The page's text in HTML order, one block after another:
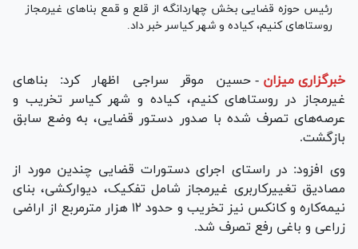
رئیس حوزه قضایی بخش چهاردانگه از قلع و قمع بنا‌های غیرمجاز
روستا‌های کنیم، کیاده و شهر کیاسر خبر داد.
خبرگزاری میزان - حسین موقر سراجی اظهار کرد: بنا‌های
غیرمجاز در روستا‌های کنیم، کیاده و شهر کیاسر تخریب و
عرصه‌های تصرف شده با صدور دستور قضایی، به وضع سابق
بازگشت.
وی افزود: در راستای اجرای دستورات قضایی چندین مورد از
مصادیق تغییرکاربری غیرمجاز شامل تفکیک، دیوارکشی، بنای
نیمه‌کاره و کانکس نیز تخریب و حدود ۱۲ هزار مترمربع از اراضی
زراعی و باغی رفع تصرف شد.